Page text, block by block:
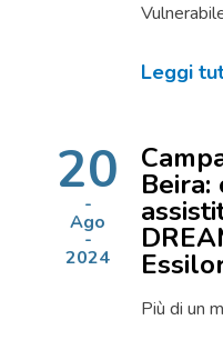
Leggi
20
Ago
2024
Più di un